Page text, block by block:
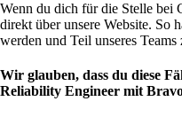
Wenn du dich für die Stelle bei
direkt über unsere Website. So
werden und Teil unseres Teams
Wir glauben, dass du diese
Reliability Engineer mit